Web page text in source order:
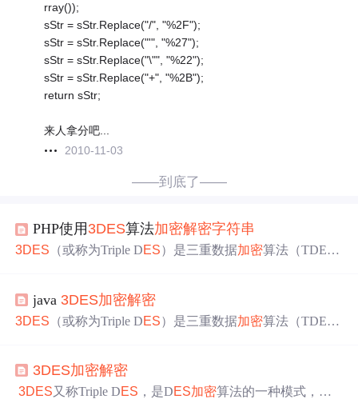
rray());
sStr = sStr.Replace("/", "%2F");
sStr = sStr.Replace("'", "%27");
sStr = sStr.Replace("\"", "%22");
sStr = sStr.Replace("+", "%2B");
return sStr;
来人拿分吧...
2010-11-03
——到底了——
PHP使用 3DES算法加密解密字符串
3DES （或称为Triple DES）是三重数据加密算法（TDE
运算能力的增强，原版DES
力破解；3DES即是设计用来提供一种相对简单的方法，
java 3DES加密解密
3DES （或称为Triple DES）是三重数据加密算法（TDE
运算能力的增强，原版D
力破解；3DES即是设计用来提供一种相对简单的方法，
3DES加密解密
3DES又称Triple DES ，是DES加密算法的一种模式，它